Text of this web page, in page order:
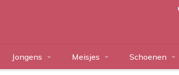
Jongens Meisjes Schoenen